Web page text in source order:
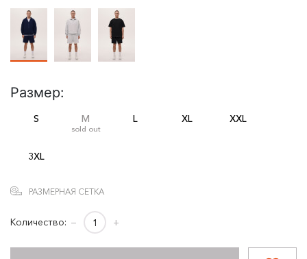
Размер:
S M
sold out
L XL XXL
3XL
РАЗМЕРНАЯ СЕТКА
Количество: − +